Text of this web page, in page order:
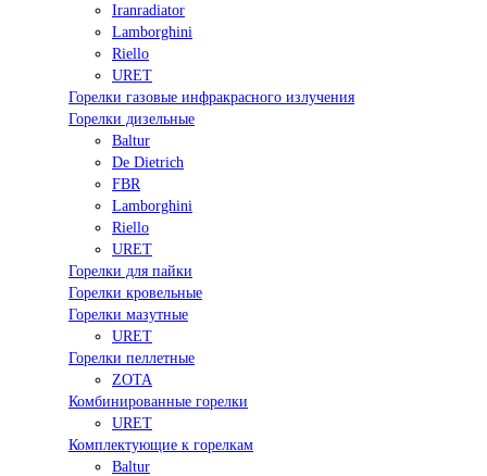
Iranradiator
Lamborghini
Riello
URET
Горелки газовые инфракрасного излучения
Горелки дизельные
Baltur
De Dietrich
FBR
Lamborghini
Riello
URET
Горелки для пайки
Горелки кровельные
Горелки мазутные
URET
Горелки пеллетные
ZOTA
Комбинированные горелки
URET
Комплектующие к горелкам
Baltur